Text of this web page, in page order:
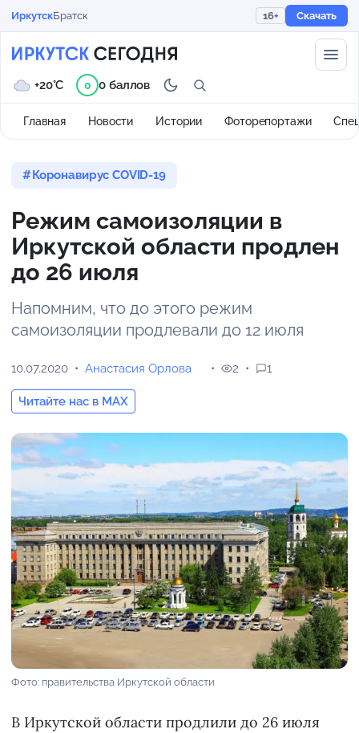
ИркутскБратск 16+ Скачать
Главная Новости Истории Фоторепортажи
+20°C 0 0 баллов
Коронавирус COVID-19
Режим самоизоляции в
Иркутской области продлен
до 26 июля
Напомним, что до этого режим
самоизоляции продлевали до 12 июля
10.07.2020 Анастасия Орлова
Читайте нас в MAX
2 1
Фото: правительства Иркутской области
В Иркутской области продлили до 26 июля